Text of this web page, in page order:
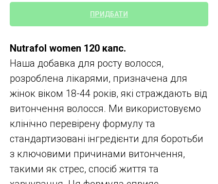
ПРИДБАТИ
Nutrafol women 120 капс.
Наша добавка для росту волосся,
розроблена лікарями, призначена для
жінок віком 18-44 років, які страждають від
витончення волосся. Ми використовуємо
клінічно перевірену формулу та
стандартизовані інгредієнти для боротьби
з ключовими причинами витончення,
такими як стрес, спосіб життя та